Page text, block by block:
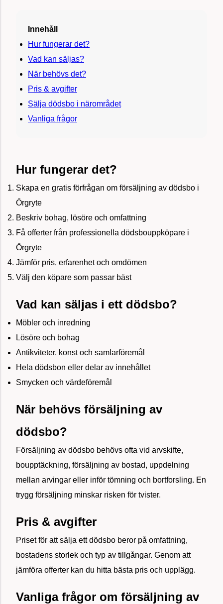
Innehåll
Hur fungerar det?
Vad kan säljas?
När behövs det?
Pris & avgifter
Sälja dödsbo i närområdet
Vanliga frågor
Hur fungerar det?
Skapa en gratis förfrågan om försäljning av dödsbo i
Örgryte
Beskriv bohag, lösöre och omfattning
Få offerter från professionella dödsbouppköpare i
Örgryte
Jämför pris, erfarenhet och omdömen
Välj den köpare som passar bäst
Vad kan säljas i ett dödsbo?
Möbler och inredning
Lösöre och bohag
Antikviteter, konst och samlarföremål
Hela dödsbon eller delar av innehållet
Smycken och värdeföremål
När behövs försäljning av
dödsbo?
Försäljning av dödsbo behövs ofta vid arvskifte,
boupptäckning, försäljning av bostad, uppdelning
mellan arvingar eller inför tömning och bortforsling. En
trygg försäljning minskar risken för tvister.
Pris & avgifter
Priset för att sälja ett dödsbo beror på omfattning,
bostadens storlek och typ av tillgångar. Genom att
jämföra offerter kan du hitta bästa pris och upplägg.
Vanliga frågor om försäljning av